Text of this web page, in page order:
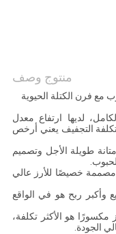
منتوج وصف
لديها ارتفاع معدل
تكلفة التجفيف يعني أرخص
طويلة الأجل وتصميم
خصيصًا للأرز عالي
ربح هو في الواقع
مكسورًا هو الأكثر تكلفة،
الجودة.